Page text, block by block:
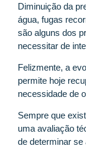
Diminuição da
água, fugas
são alguns dos
necessitar de
Felizmente, a
permite hoje
necessidade de
Sempre que
uma avaliação
de determinar